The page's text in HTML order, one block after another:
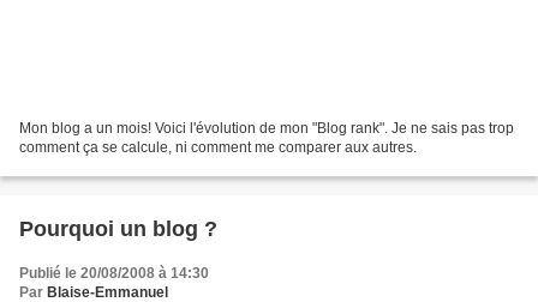
Mon blog a un mois! Voici l'évolution de mon "Blog rank". Je ne sais pas trop
comment ça se calcule, ni comment me comparer aux autres.
Pourquoi un blog ?
Publié le 20/08/2008 à 14:30
Par Blaise-Emmanuel